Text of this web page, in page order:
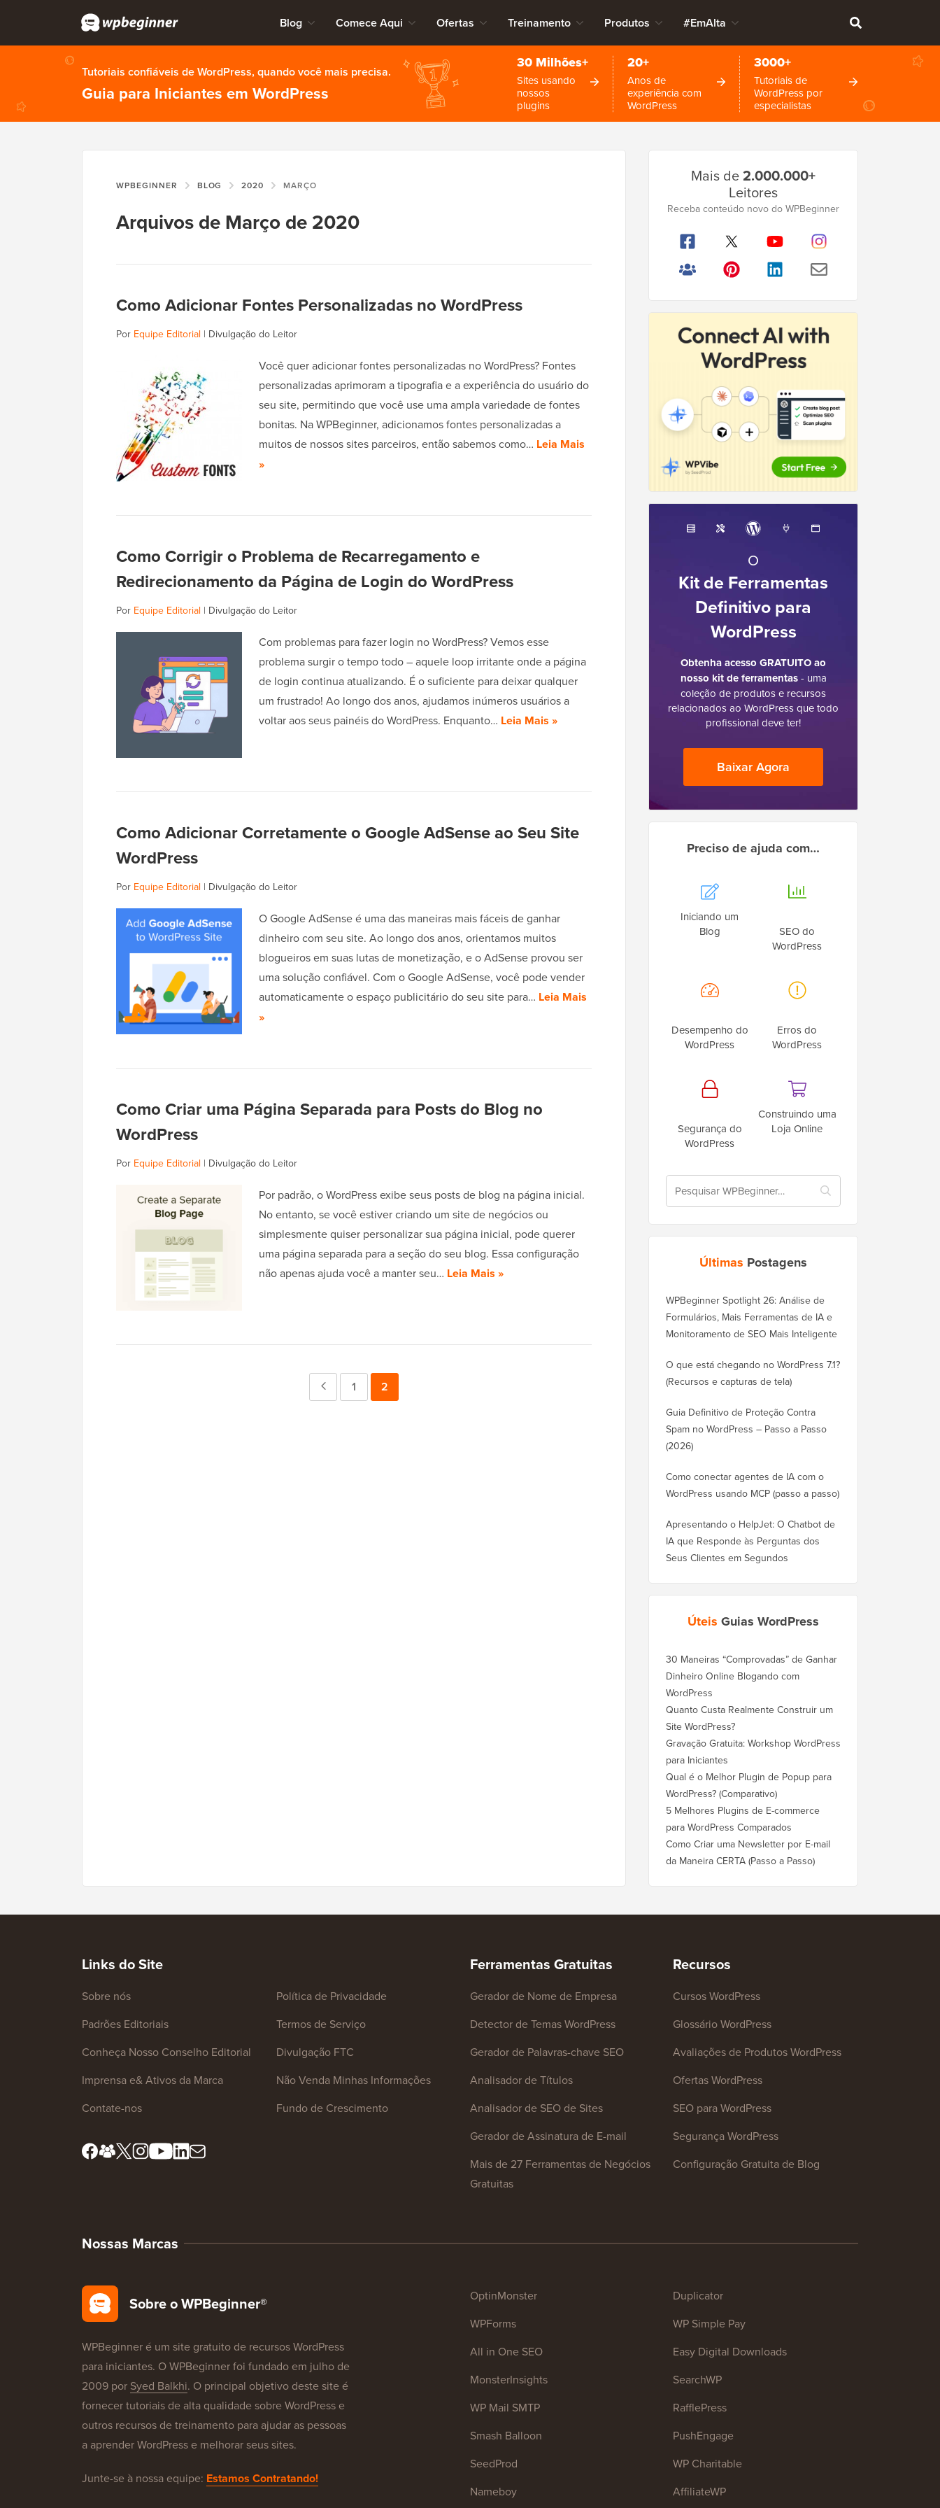
Blog Comece Aqui Ofertas Treinamento Produtos #EmAlta
Tutoriais confiáveis de WordPress, quando você mais precisa.
Guia para Iniciantes em WordPress
30 Milhões+
Sites usando
nossos
plugins
20+
Anos de
experiência com
WordPress
3000+
Tutoriais de
WordPress por
especialistas
WPBEGINNER BLOG 2020 MARÇO
Arquivos de Março de 2020
Como Adicionar Fontes Personalizadas no WordPress
Por Equipe Editorial | Divulgação do Leitor
Você quer adicionar fontes personalizadas no WordPress? Fontes
personalizadas aprimoram a tipografia e a experiência do usuário do
seu site, permitindo que você use uma ampla variedade de fontes
bonitas. Na WPBeginner, adicionamos fontes personalizadas a
muitos de nossos sites parceiros, então sabemos como… Leia Mais
»
Como Corrigir o Problema de Recarregamento e
Redirecionamento da Página de Login do WordPress
Por Equipe Editorial | Divulgação do Leitor
Com problemas para fazer login no WordPress? Vemos esse
problema surgir o tempo todo – aquele loop irritante onde a página
de login continua atualizando. É o suficiente para deixar qualquer
um frustrado! Ao longo dos anos, ajudamos inúmeros usuários a
voltar aos seus painéis do WordPress. Enquanto… Leia Mais »
Como Adicionar Corretamente o Google AdSense ao Seu Site
WordPress
Por Equipe Editorial | Divulgação do Leitor
O Google AdSense é uma das maneiras mais fáceis de ganhar
dinheiro com seu site. Ao longo dos anos, orientamos muitos
blogueiros em suas lutas de monetização, e o AdSense provou ser
uma solução confiável. Com o Google AdSense, você pode vender
automaticamente o espaço publicitário do seu site para… Leia Mais
»
Como Criar uma Página Separada para Posts do Blog no
WordPress
Por Equipe Editorial | Divulgação do Leitor
Por padrão, o WordPress exibe seus posts de blog na página inicial.
No entanto, se você estiver criando um site de negócios ou
simplesmente quiser personalizar sua página inicial, pode querer
uma página separada para a seção do seu blog. Essa configuração
não apenas ajuda você a manter seu… Leia Mais »
PáginaPágina
1 Página
2
Lateral
Principal
Mais de2.000.000+
Leitores
Receba conteúdo novo do WPBeginner
O
Kit de Ferramentas
Definitivo para
WordPress
Obtenha acesso GRATUITO ao
nosso kit de ferramentas- uma
coleção de produtos e recursos
relacionados ao WordPress que todo
profissional deve ter!
Baixar Agora
Preciso de ajuda com…
Iniciando um
Blog
SEO do
WordPress
Desempenho do
WordPress
Erros do
WordPress
Segurança do
WordPress
Construindo uma
Loja Online
Últimas Postagens
WPBeginner Spotlight 26: Análise de
Formulários, Mais Ferramentas de IA e
Monitoramento de SEO Mais Inteligente
O que está chegando no WordPress 7.1?
(Recursos e capturas de tela)
Guia Definitivo de Proteção Contra
Spam no WordPress – Passo a Passo
(2026)
Como conectar agentes de IA com o
WordPress usando MCP (passo a passo)
Apresentando o HelpJet: O Chatbot de
IA que Responde às Perguntas dos
Seus Clientes em Segundos
Úteis Guias WordPress
30 Maneiras “Comprovadas” de Ganhar
Dinheiro Online Blogando com
WordPress
Quanto Custa Realmente Construir um
Site WordPress?
Gravação Gratuita: Workshop WordPress
para Iniciantes
Qual é o Melhor Plugin de Popup para
WordPress? (Comparativo)
5 Melhores Plugins de E-commerce
para WordPress Comparados
Como Criar uma Newsletter por E-mail
da Maneira CERTA (Passo a Passo)
Links do Site
Sobre nós
Padrões Editoriais
Conheça Nosso Conselho Editorial
Imprensa e& Ativos da Marca
Contate-nos
Política de Privacidade
Termos de Serviço
Divulgação FTC
Não Venda Minhas Informações
Fundo de Crescimento
Ferramentas Gratuitas
Gerador de Nome de Empresa
Detector de Temas WordPress
Gerador de Palavras-chave SEO
Analisador de Títulos
Analisador de SEO de Sites
Gerador de Assinatura de E-mail
Mais de 27 Ferramentas de Negócios
Gratuitas
Recursos
Cursos WordPress
Glossário WordPress
Avaliações de Produtos WordPress
Ofertas WordPress
SEO para WordPress
Segurança WordPress
Configuração Gratuita de Blog
Nossas Marcas
Sobre o WPBeginner®
WPBeginner é um site gratuito de recursos WordPress
para iniciantes. O WPBeginner foi fundado em julho de
2009 por Syed Balkhi. O principal objetivo deste site é
fornecer tutoriais de alta qualidade sobre WordPress e
outros recursos de treinamento para ajudar as pessoas
a aprender WordPress e melhorar seus sites.
Junte-se à nossa equipe: Estamos Contratando!
OptinMonster
WPForms
All in One SEO
MonsterInsights
WP Mail SMTP
Smash Balloon
SeedProd
Nameboy
Duplicator
WP Simple Pay
Easy Digital Downloads
SearchWP
RafflePress
PushEngage
WP Charitable
AffiliateWP